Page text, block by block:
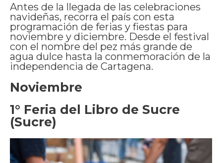
Antes de la llegada de las celebraciones
navideñas, recorra el país con esta
programación de ferias y fiestas para
noviembre y diciembre. Desde el festival
con el nombre del pez más grande de
agua dulce hasta la conmemoración de la
independencia de Cartagena.
Noviembre
1° Feria del Libro de Sucre
(Sucre)